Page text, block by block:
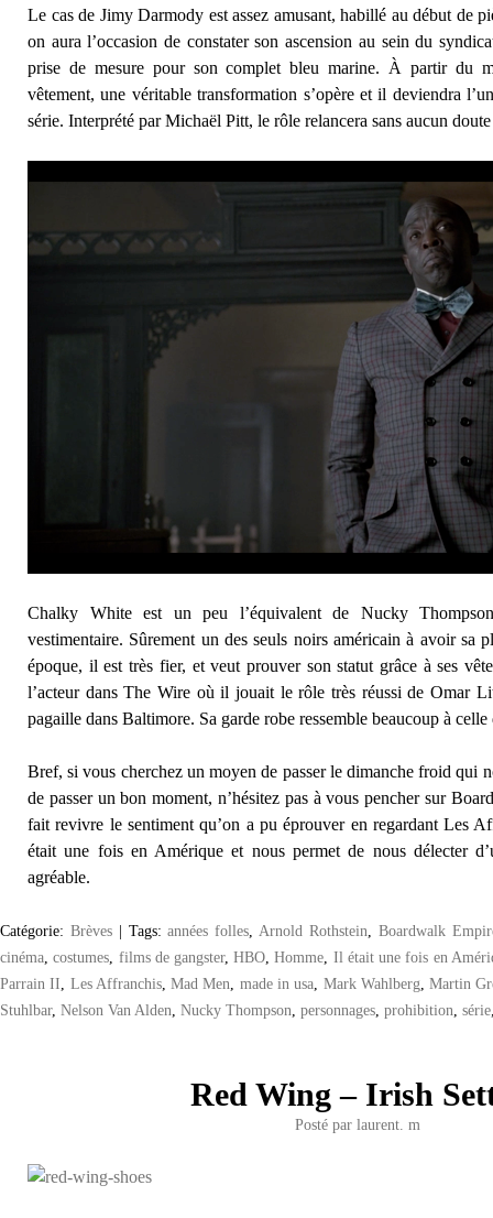
Le cas de Jimy Darmody est assez amusant, habillé au début de
on aura l’occasion de constater son ascension au sein du
prise de mesure pour son complet bleu marine. À partir du
vêtement, une véritable transformation s’opère et il deviendra
série. Interprété par Michaël Pitt, le rôle relancera sans aucun
Chalky White est un peu l’équivalent de Nucky
vestimentaire. Sûrement un des seuls noirs américain à avoir sa
époque, il est très fier, et veut prouver son statut grâce à ses
l’acteur dans The Wire où il jouait le rôle très réussi de Omar
pagaille dans Baltimore. Sa garde robe ressemble beaucoup à
Bref, si vous cherchez un moyen de passer le dimanche froid qui
de passer un bon moment, n’hésitez pas à vous pencher sur
fait revivre le sentiment qu’on a pu éprouver en regardant Les
était une fois en Amérique et nous permet de nous délecter
agréable.
Catégorie: Brèves | Tags:années folles Arnold Rothstein
Boardwalk
cinéma ,costumes films de gangster,HBO ,Homme Il était une fois en
Parrain II
Les Affranchis,Mad Men made in usa Mark Wahlberg,Martin
Stuhlbar, Nelson Van Alden Nucky Thompson personnages prohibition série
Red Wing – Irish
Posté par laurent. m